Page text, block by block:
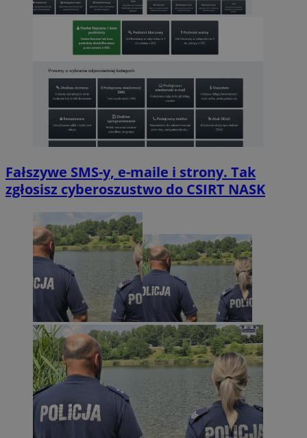
Fałszywe SMS-y, e-maile i strony. Tak
zgłosisz cyberoszustwo do CSIRT NASK